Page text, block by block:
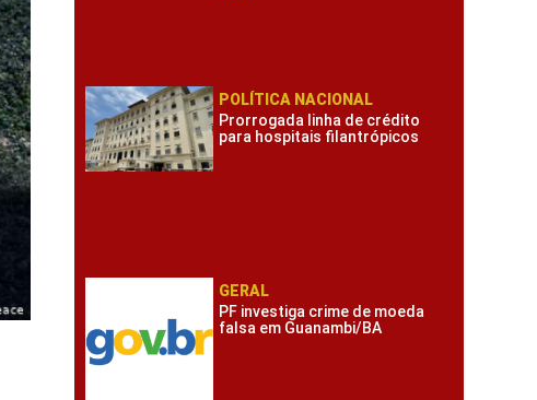
POLÍTICA NACIONAL
Prorrogada linha de crédito
para hospitais filantrópicos
GERAL
PF investiga crime de moeda
falsa em Guanambi/BA